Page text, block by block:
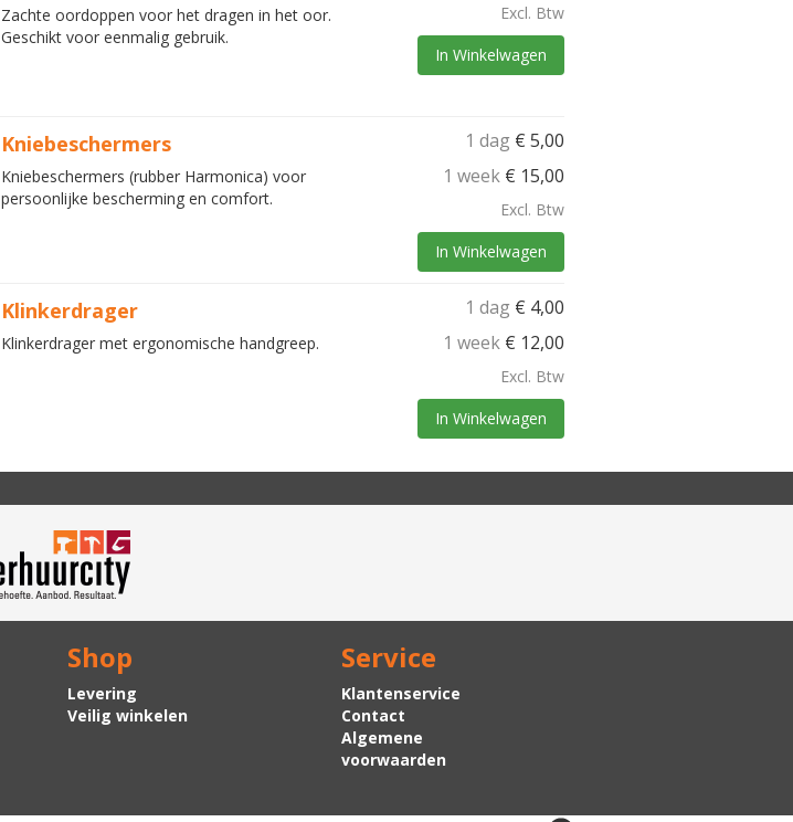
Excl. Btw
In Winkelwagen
Zachte oordoppen voor het dragen in het oor.
Geschikt voor eenmalig gebruik.
1 dag € 5,00
1 week € 15,00
Excl. Btw
In Winkelwagen
Kniebeschermers
Kniebeschermers (rubber Harmonica) voor
persoonlijke bescherming en comfort.
1 dag € 4,00
1 week € 12,00
Excl. Btw
In Winkelwagen
Klinkerdrager
Klinkerdrager met ergonomische handgreep.
Shop
Levering
Veilig winkelen
Service
Klantenservice
Contact
Algemene
voorwaarden